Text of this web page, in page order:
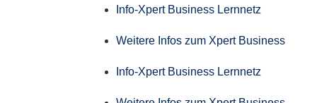
Info-Xpert Business Lernnetz
Weitere Infos zum Xpert Business
Info-Xpert Business Lernnetz